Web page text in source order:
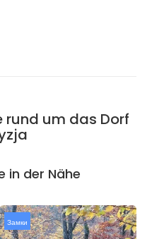
rund um das Dorf
in der Nähe
Замки